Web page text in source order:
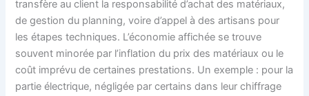
transfère au client la responsabilité d’achat des matériaux,
de gestion du planning, voire d’appel à des artisans pour
les étapes techniques. L’économie affichée se trouve
souvent minorée par l’inflation du prix des matériaux ou le
coût imprévu de certaines prestations. Un exemple : pour la
partie électrique, négligée par certains dans leur chiffrage